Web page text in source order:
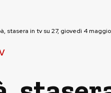
stasera in tv su 27, giovedì 4 maggio